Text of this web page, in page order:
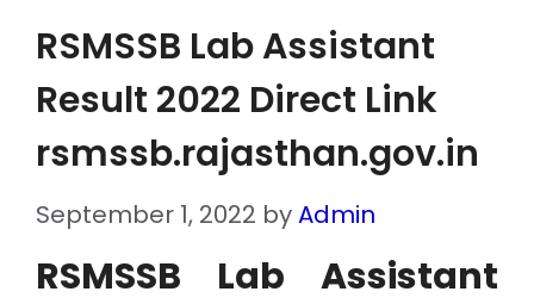
RSMSSB Lab Assistant
Result 2022 Direct Link
rsmssb.rajasthan.gov.in
September 1, 2022 byAdmin
RSMSSB Lab Assistant